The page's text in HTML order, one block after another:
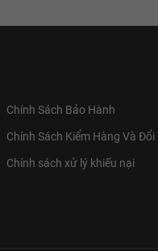
Chính Sách Bảo Hành
Chính Sách Kiểm Hàng Và Đổi
Chính sách xử lý khiếu nại